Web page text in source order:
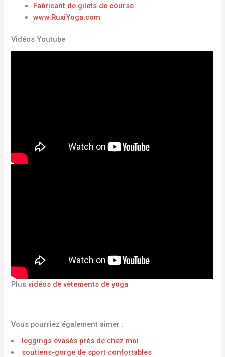
Fabricant de gilets de course
www.RuxiYoga.com
Vidéos Youtube
Plusvidéos de vêtements de yoga
Vous pourriez également aimer :
leggings évasés près de chez moi
soutiens-gorge de sport confortables